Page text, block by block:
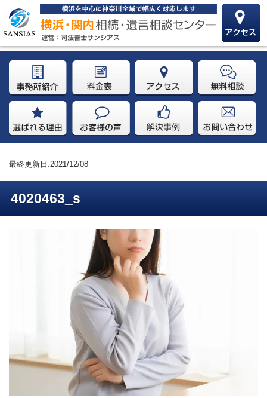
最終更新日:2021/12/08
4020463_s